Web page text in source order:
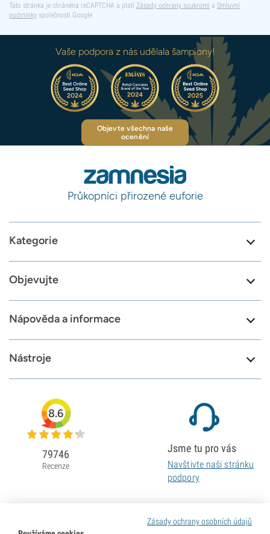
Tato stránka je chráněna reCAPTCHA a platí Zásady ochrany soukromí a Smluvní
podmínky společnosti Google.
Vaše podpora z nás udělala šampiony!
Objevte všechna naše
ocenění
Průkopníci přirozené euforie
Kategorie
Objevujte
Nápověda a informace
Nástroje
Zásady ochrany osobních údajů
8.6
79746
Recenze
Jsme tu pro vás
Navštivte naši stránku
podpory